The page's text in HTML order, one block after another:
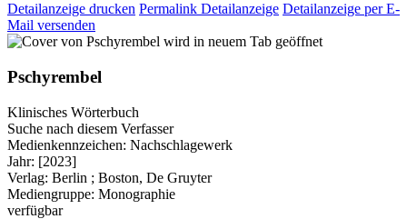
Detailanzeige drucken Permalink Detailanzeige Detailanzeige per E-
Mail versenden
wird in neuem Tab geöffnet
Pschyrembel
Klinisches Wörterbuch
Suche nach diesem Verfasser
Medienkennzeichen: Nachschlagewerk
Jahr: [2023]
Verlag: Berlin ; Boston, De Gruyter
Mediengruppe: Monographie
verfügbar